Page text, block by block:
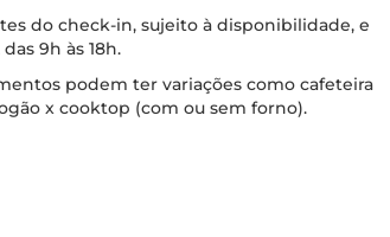
do check-in, sujeito à disponibilidade, e
9h às 18h.
podem ter variações como cafeteira
x cooktop (com ou sem forno).